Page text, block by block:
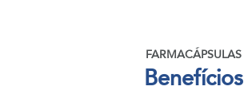
FARMACÁPSULAS
Benefícios